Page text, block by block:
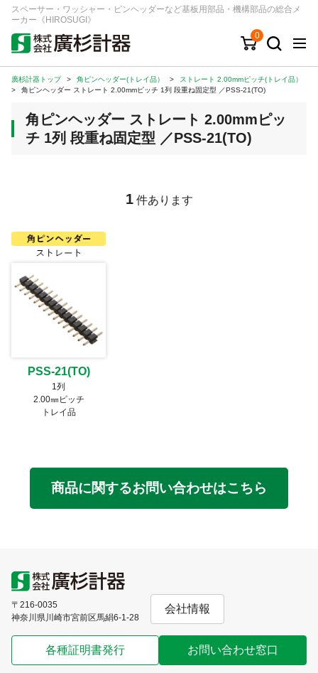
スペーサー・ワッシャー・ピンヘッダーなど基板用部品・機構部品の総合メ
ーカー《HIROSUGI》
0
キーワード 品番/シリーズ
商品カテゴリから探す
ジャンルから探す
注文・見積りについて
ご利用ガイド
お問い合わせ窓口
会社情報
廣杉計器トップ > 角ピンヘッダー(トレイ品） >
ストレート 2.00mmピッチ(トレイ品）
>
角ピンヘッダー ストレート 2.00mmピッチ 1列 段重ね固定型 ／PSS-21(TO)
角ピンヘッダー ストレート 2.00mmピッ
チ 1列 段重ね固定型 ／PSS-21(TO)
1 件あります
PSS-21(TO)
1列
2.00㎜ピッチ
トレイ品
商品に関するお問い合わせはこちら
〒216-0035
神奈川県川崎市宮前区馬絹6-1-28
会社情報
各種証明書発行 お問い合わせ窓口